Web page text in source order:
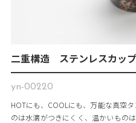
二重構造 ステンレスカッ
yn-00220
HOTにも、COOLにも、万能な真空
のは水滴がつきにくく、温かいもの